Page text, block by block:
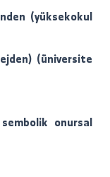
Al-Furat
verildiği
(kolejden)